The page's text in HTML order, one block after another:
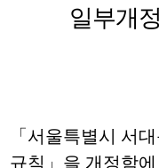
일부개
「 서울특별시 서
규칙 」 을 개정함에